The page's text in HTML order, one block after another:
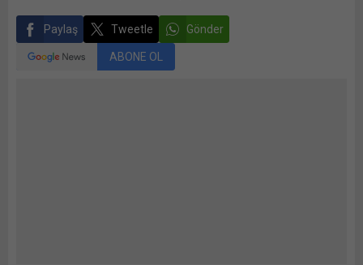
Paylaş Tweetle Gönder
ABONE OL